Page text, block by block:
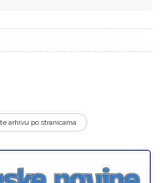
arhivu po stranicama